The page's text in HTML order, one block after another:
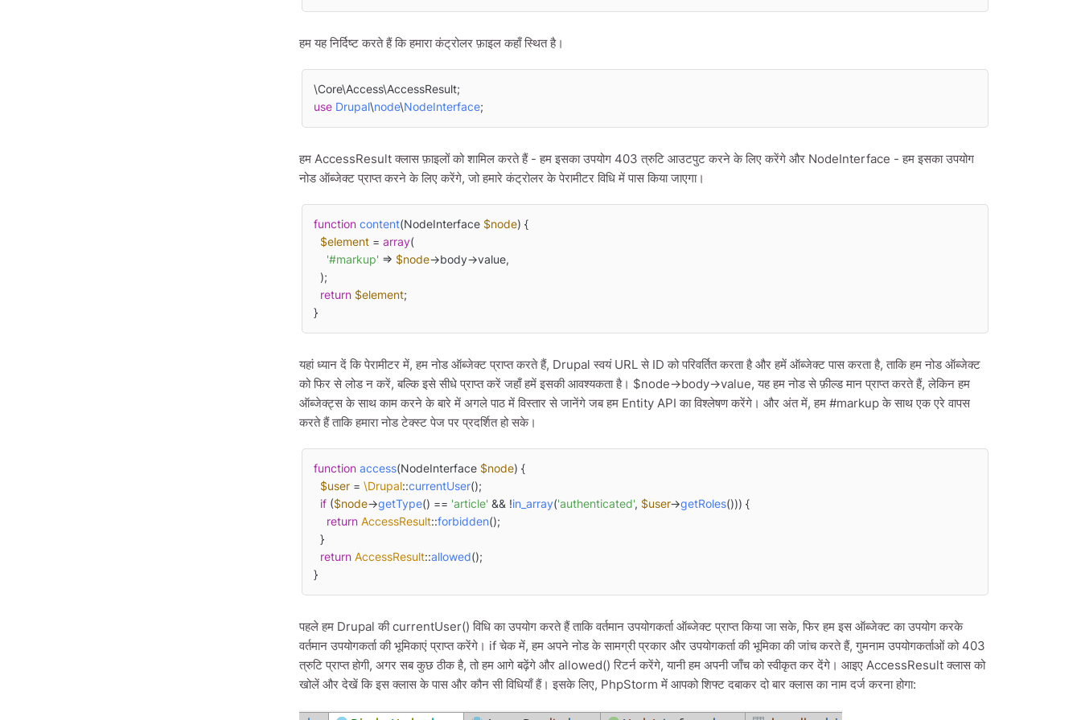
हम यह निर्दिष्ट करते हैं कि हमारा कंट्रोलर फ़ाइल कहाँ स्थित है।
use Drupal\node\NodeInterface;
हम AccessResult क्लास फ़ाइलों को शामिल करते हैं - हम इसका उपयोग 403 त्रुटि आउटपुट करने के लिए करेंगे और NodeInterface - हम इसका उपयोग
नोड ऑब्जेक्ट प्राप्त करने के लिए करेंगे, जो हमारे कंट्रोलर के पेरामीटर विधि में पास किया जाएगा।
function content(NodeInterface $node) {
$element = array(
'#markup' => $node->body->value,
return $element;
}
यहां ध्यान दें कि पेरामीटर में, हम नोड ऑब्जेक्ट प्राप्त करते हैं, Drupal स्वयं URL से ID को परिवर्तित करता है और हमें ऑब्जेक्ट पास करता है, ताकि हम नोड ऑब्जेक्ट
को फिर से लोड न करें, बल्कि इसे सीधे प्राप्त करें जहाँ हमें इसकी आवश्यकता है। $node->body->value, यह हम नोड से फ़ील्ड मान प्राप्त करते हैं, लेकिन हम
ऑब्जेक्ट्स के साथ काम करने के बारे में अगले पाठ में विस्तार से जानेंगे जब हम Entity API का विश्लेषण करेंगे। और अंत में, हम #markup के साथ एक एरे वापस
करते हैं ताकि हमारा नोड टेक्स्ट पेज पर प्रदर्शित हो सके।
function access(NodeInterface $node) {
$user = \Drupal::currentUser();
if ($node->getType() == 'article' && !in_array('authenticated', $user->getRoles())) {
return AccessResult::forbidden();
return AccessResult::allowed();
}
पहले हम Drupal की currentUser() विधि का उपयोग करते हैं ताकि वर्तमान उपयोगकर्ता ऑब्जेक्ट प्राप्त किया जा सके, फिर हम इस ऑब्जेक्ट का उपयोग करके
वर्तमान उपयोगकर्ता की भूमिकाएं प्राप्त करेंगे। if चेक में, हम अपने नोड के सामग्री प्रकार और उपयोगकर्ता की भूमिका की जांच करते हैं, गुमनाम उपयोगकर्ताओं को 403
त्रुटि प्राप्त होगी, अगर सब कुछ ठीक है, तो हम आगे बढ़ेंगे और allowed() रिटर्न करेंगे, यानी हम अपनी जाँच को स्वीकृत कर देंगे। आइए AccessResult क्लास को
खोलें और देखें कि इस क्लास के पास और कौन सी विधियाँ हैं। इसके लिए, PhpStorm में आपको शिफ्ट दबाकर दो बार क्लास का नाम दर्ज करना होगा: